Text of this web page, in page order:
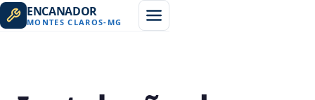
ENCANADOR
MONTES CLAROS- MG